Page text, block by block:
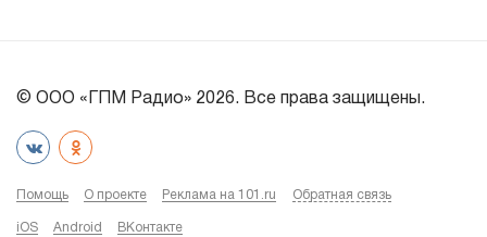
© ООО «ГПМ Радио» 2026. Все права защищены.
Помощь О проекте Реклама на 101.ru Обратная связь
iOS Android ВКонтакте